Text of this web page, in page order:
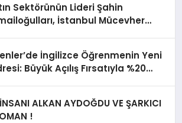
Sektörünün Lideri Şahin
İstanbul Mücevher
İngilizce Öğrenmenin Yeni
Büyük Açılış Fırsatıyla %20
ALKAN AYDOĞDU VE ŞARKICI
!